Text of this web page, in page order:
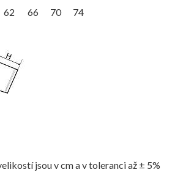
62 66 70 74
jsou v cm a v toleranci až ± 5%